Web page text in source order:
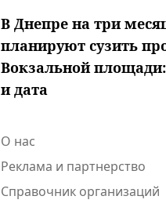
В Днепре на три
планируют сузить
Вокзальной
и дата
О нас
Реклама и партнерство
Справочник организаций